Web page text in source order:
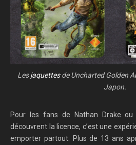
Lesjaquettesde Uncharted Golden
Japon.
Pour les fans de Nathan Drake ou
découvrent la licence, c’est une
emporter partout. Plus de 13 ans